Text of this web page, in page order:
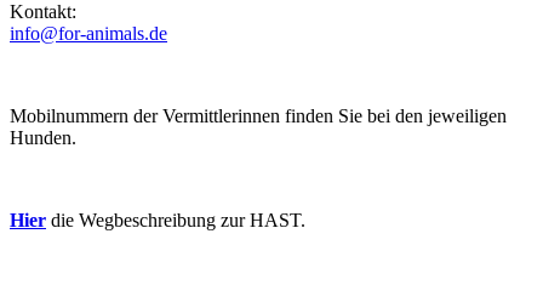
Kontakt:
info@for-animals.de
Mobilnummern der Vermittlerinnen finden Sie bei den jeweiligen
Hunden.
Hier die Wegbeschreibung zur HAST.